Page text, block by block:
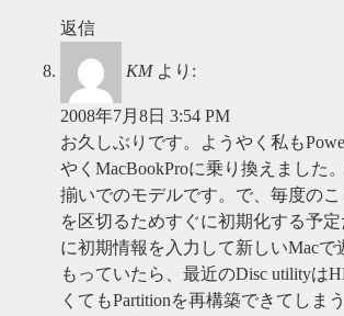
返信
KM より:
2008年7月8日 3:54 PM
お久しぶりです。ようやく私も
やくMacBookProに乗り換えました
揃いでのモデルです。で、毎度のこ
を区切るためすぐに初期化する予
に初期情報を入力して新しいMacで
もっていたら、最近のDisc utilityは
くてもPartitionを再構築できてしま